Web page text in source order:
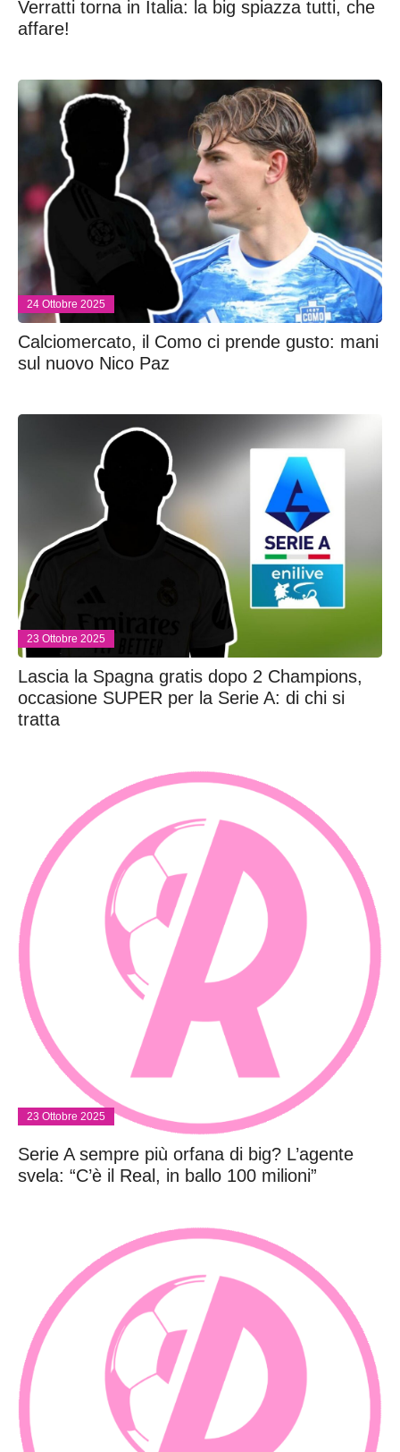
Verratti torna in Italia: la big spiazza tutti, che
affare!
24 Ottobre 2025
Calciomercato, il Como ci prende gusto: mani
sul nuovo Nico Paz
23 Ottobre 2025
Lascia la Spagna gratis dopo 2 Champions,
occasione SUPER per la Serie A: di chi si
tratta
23 Ottobre 2025
Serie A sempre più orfana di big? L’agente
svela: “C’è il Real, in ballo 100 milioni”